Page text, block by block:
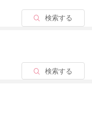
がら寝かしつけるのが
ら、5-8分くらいは抱っ
がお勧めです！
かしつけについて解説
検索する
検索する